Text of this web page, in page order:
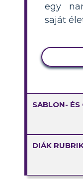
egy
saját
SABLON-
DIÁK